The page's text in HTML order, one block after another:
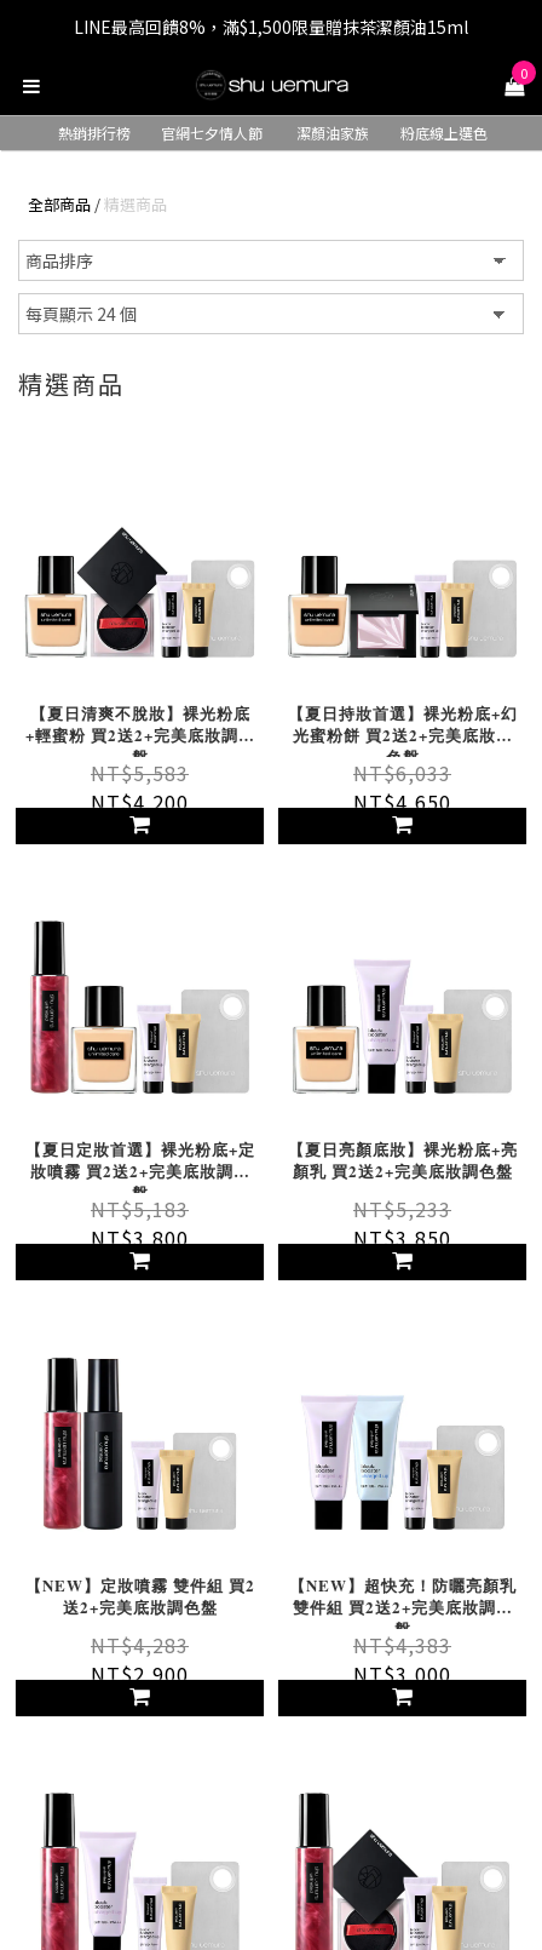
七夕情人節 全站9折，下單享免運+贈$200回購金
LINE最高回饋8%，滿$1,500限量贈抹茶潔顏油15ml
七夕情人節 全站9折，下單享免運+贈$200回購金 0
熱銷排行榜 官網七夕情人節 潔顏油家族 粉底線上選色
全部商品 /精選商品
精選商品
【夏日清爽不脫妝】裸光粉底
+輕蜜粉 買2送2+完美底妝調色
盤
NT$5,583
NT$4,200
【夏日持妝首選】裸光粉底+幻
光蜜粉餅 買2送2+完美底妝調
色盤
NT$6,033
NT$4,650
【夏日定妝首選】裸光粉底+定
妝噴霧 買2送2+完美底妝調色
盤
NT$5,183
NT$3,800
【夏日亮顏底妝】裸光粉底+亮
顏乳 買2送2+完美底妝調色盤
NT$5,233
NT$3,850
【NEW】定妝噴霧 雙件組 買2
送2+完美底妝調色盤
NT$4,283
NT$2,900
【NEW】超快充！防曬亮顏乳
雙件組 買2送2+完美底妝調色
盤
NT$4,383
NT$3,000